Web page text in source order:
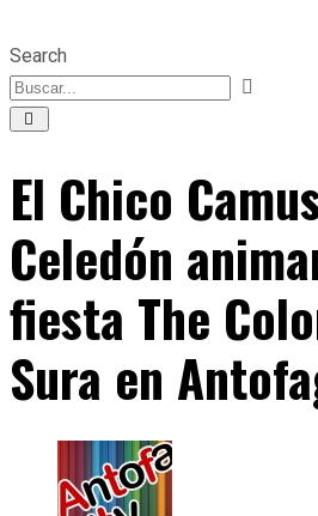
Search
El Chico
Celedón
fiesta The
Sura en